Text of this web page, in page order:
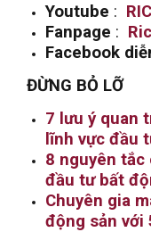
Youtube :
Fanpage :
Facebook
ĐỪNG BỎ LỠ
7 lưu ý quan
lĩnh vực đầu
8 nguyên
đầu tư bất
Chuyên gia
động sản với